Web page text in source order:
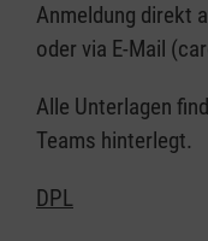
Anmeldung direkt
oder via E-Mail
Alle Unterlagen
Teams hinterlegt.
DPL